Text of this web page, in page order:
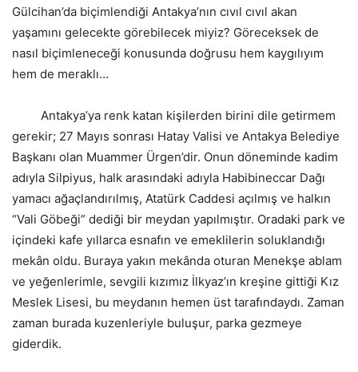
Gülcihan’da biçimlendiği Antakya’nın cıvıl cıvıl akan
yaşamını gelecekte görebilecek miyiz? Göreceksek de
nasıl biçimleneceği konusunda doğrusu hem kaygılıyım
hem de meraklı…
Antakya’ya renk katan kişilerden birini dile getirmem
gerekir; 27 Mayıs sonrası Hatay Valisi ve Antakya Belediye
Başkanı olan Muammer Ürgen’dir. Onun döneminde kadim
adıyla Silpiyus, halk arasındaki adıyla Habibineccar Dağı
yamacı ağaçlandırılmış, Atatürk Caddesi açılmış ve halkın
“Vali Göbeği” dediği bir meydan yapılmıştır. Oradaki park ve
içindeki kafe yıllarca esnafın ve emeklilerin soluklandığı
mekân oldu. Buraya yakın mekânda oturan Menekşe ablam
ve yeğenlerimle, sevgili kızımız İlkyaz’ın kreşine gittiği Kız
Meslek Lisesi, bu meydanın hemen üst tarafındaydı. Zaman
zaman burada kuzenleriyle buluşur, parka gezmeye
giderdik.